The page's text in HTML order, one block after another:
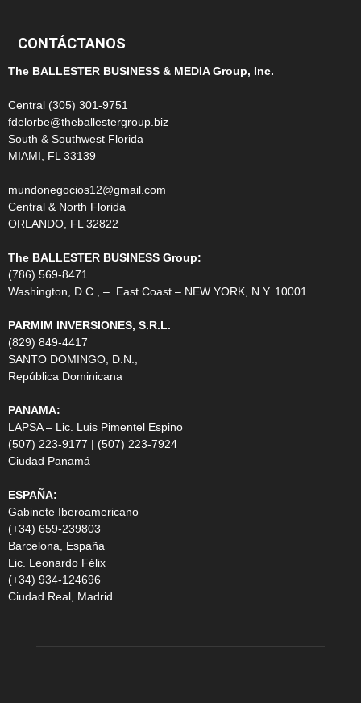
CONTÁCTANOS
The BALLESTER BUSINESS & MEDIA Group, Inc.
Central (305) 301-9751
fdelorbe@theballestergroup.biz
South & Southwest Florida
MIAMI, FL 33139
mundonegocios12@gmail.com
Central & North Florida
ORLANDO, FL 32822
The BALLESTER BUSINESS Group:
(786) 569-8471
Washington, D.C., – East Coast – NEW YORK, N.Y. 10001
PARMIM INVERSIONES, S.R.L.
(829) 849-4417
SANTO DOMINGO, D.N.,
República Dominicana
PANAMA:
LAPSA – Lic. Luis Pimentel Espino
(507) 223-9177 | (507) 223-7924
Ciudad Panamá
ESPAÑA:
Gabinete Iberoamericano
(+34) 659-239803
Barcelona, España
Lic. Leonardo Félix
(+34) 934-124696
Ciudad Real, Madrid